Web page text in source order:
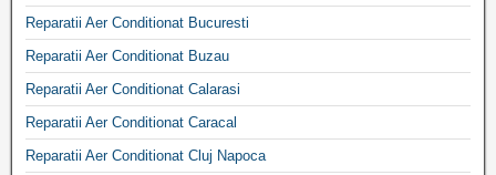
Reparatii Aer Conditionat Bucuresti
Reparatii Aer Conditionat Buzau
Reparatii Aer Conditionat Calarasi
Reparatii Aer Conditionat Caracal
Reparatii Aer Conditionat Cluj Napoca